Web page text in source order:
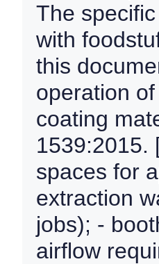
The
with
this
operation
coating
1539:2015.
spaces for
extraction
jobs); -
airflow